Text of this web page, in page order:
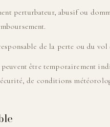
perturbateur, abusif ou
de la perte ou du
être temporairement
de conditions